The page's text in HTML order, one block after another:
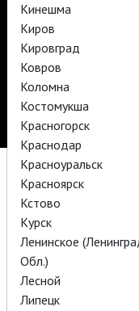
Стать волонтёром
Кинешма
Киров
Кировград
Ковров
Коломна
Костомукша
Красногорск
Краснодар
Красноуральск
Красноярск
Кстово
Курск
Ленинское
Обл.)
Лесной
Липецк